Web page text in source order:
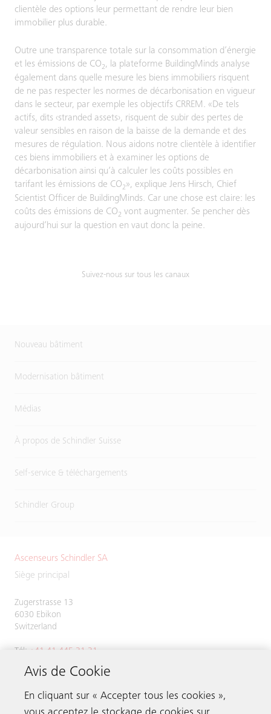
clientèle des options leur permettant de rendre leur bien
immobilier plus durable.
Outre une transparence totale sur la consommation d’énergie
et les émissions de CO2, la plateforme BuildingMinds analyse
également dans quelle mesure les biens immobiliers risquent
de ne pas respecter les normes de décarbonisation en vigueur
dans le secteur, par exemple les objectifs CRREM. «De tels
actifs, dits ‹stranded assets›, risquent de subir des pertes de
valeur sensibles en raison de la baisse de la demande et des
mesures de régulation. Nous aidons notre clientèle à identifier
ces biens immobiliers et à examiner les options de
décarbonisation ainsi qu’à calculer les coûts possibles en
tarifant les émissions de CO2», explique Jens Hirsch, Chief
Scientist Officer de BuildingMinds. Car une chose est claire: les
coûts des émissions de CO2 vont augmenter. Se pencher dès
aujourd’hui sur la question en vaut donc la peine.
Suivez-nous sur tous les canaux
Nouveau bâtiment
Modernisation bâtiment
Médias
À propos de Schindler Suisse
Self-service & téléchargements
Schindler Group
Ascenseurs Schindler SA
Siège principal
Zugerstrasse 13
6030 Ebikon
Switzerland
Tél: +41 41 445 31 31
Avis de Cookie
En cliquant sur « Accepter tous les cookies »,